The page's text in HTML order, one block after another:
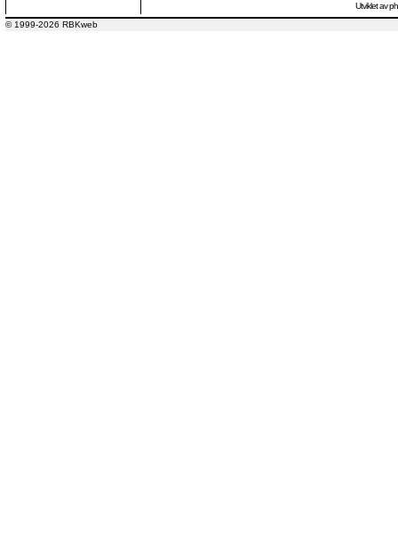
Utviklet av
© 1999-2026 RBKweb